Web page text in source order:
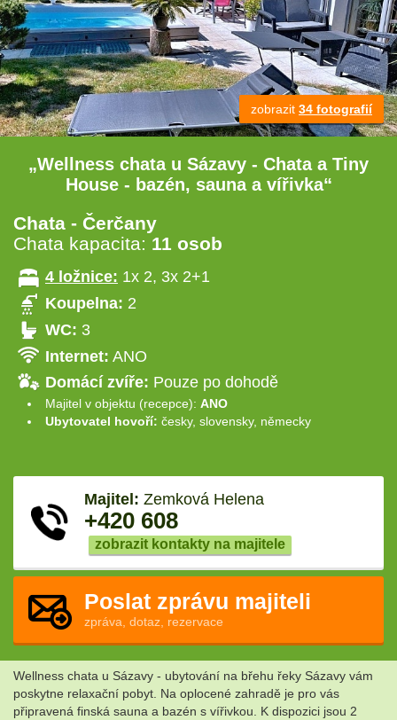
zobrazit 34 fotografií
„Wellness chata u Sázavy - Chata a Tiny
House - bazén, sauna a vířivka“
Chata - Čerčany
Chata kapacita: 11 osob
4 ložnice: 1x 2, 3x 2+1
Koupelna: 2
WC: 3
Internet: ANO
Domácí zvíře: Pouze po dohodě
Majitel v objektu (recepce): ANO
Ubytovatel hovoří: česky, slovensky, německy
Majitel: Zemková Helena
+420 608
zobrazit kontakty na majitele
Poslat zprávu majiteli
zpráva, dotaz, rezervace
Wellness chata u Sázavy - ubytování na břehu řeky Sázavy vám
poskytne relaxační pobyt. Na oplocené zahradě je pro vás
připravená finská sauna a bazén s vířivkou. K dispozici jsou 2